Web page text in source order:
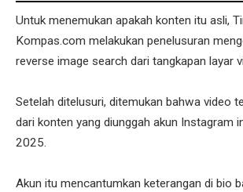
Untuk menemukan apakah konten itu asli,
Kompas.com melakukan penelusuran
reverse image search dari tangkapan layar
Setelah ditelusuri, ditemukan bahwa video
dari konten yang diunggah akun Instagram
2025.
Akun itu mencantumkan keterangan di bio